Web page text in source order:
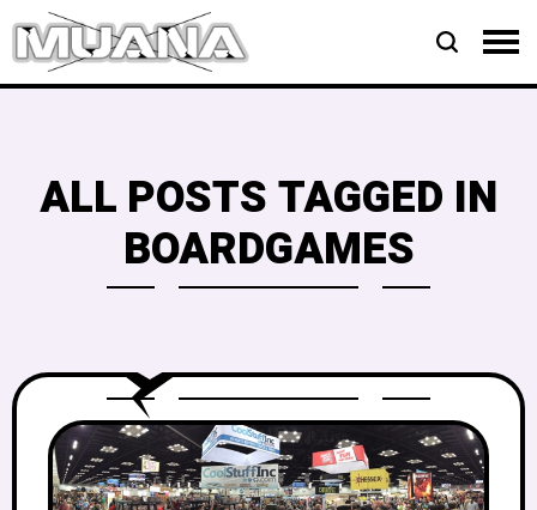
ALL POSTS TAGGED IN
BOARDGAMES